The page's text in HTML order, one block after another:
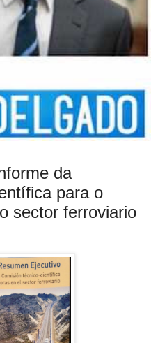
da
para o
sector ferroviario